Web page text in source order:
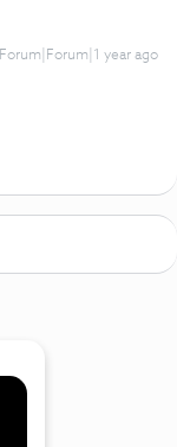
Forum|Forum|1 year ago